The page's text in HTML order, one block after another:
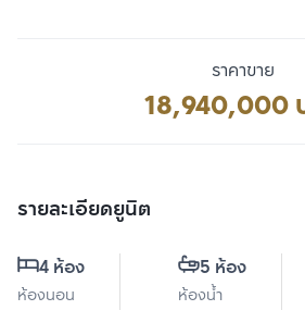
ราคาขาย
18,940,000
รายละเอียดยูนิต
4 ห้อง
ห้องนอน
5 ห้อง
ห้องน้ำ